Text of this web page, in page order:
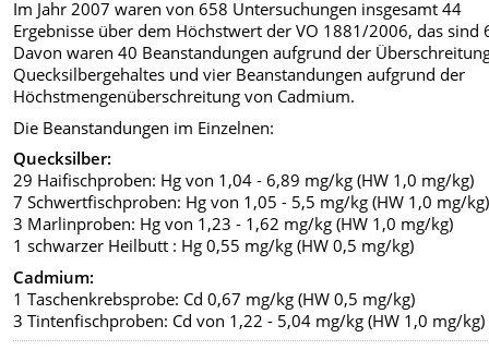
Im Jahr 2007 waren von 658 Untersuchungen insgesamt 44
Ergebnisse über dem Höchstwert der VO 1881/2006, das sind
Davon waren 40 Beanstandungen aufgrund der
Quecksilbergehaltes und vier Beanstandungen aufgrund der
Höchstmengenüberschreitung von Cadmium.
Die Beanstandungen im Einzelnen:
Quecksilber:
29 Haifischproben: Hg von 1,04 - 6,89 mg/kg (HW 1,0 mg/kg)
7 Schwertfischproben: Hg von 1,05 - 5,5 mg/kg (HW 1,0 mg/kg)
3 Marlinproben: Hg von 1,23 - 1,62 mg/kg (HW 1,0 mg/kg)
1 schwarzer Heilbutt : Hg 0,55 mg/kg (HW 0,5 mg/kg)
Cadmium:
1 Taschenkrebsprobe: Cd 0,67 mg/kg (HW 0,5 mg/kg)
3 Tintenfischproben: Cd von 1,22 - 5,04 mg/kg (HW 1,0 mg/kg)